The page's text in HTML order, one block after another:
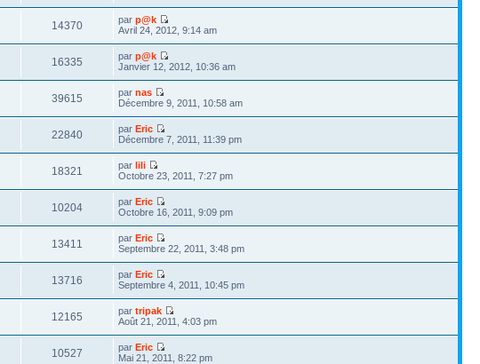
14370 parp@k
Avril 24, 2012, 9:14 am
16335 parp@k
Janvier 12, 2012, 10:36 am
39615 parnas
Décembre 9, 2011, 10:58 am
22840 parEric
Décembre 7, 2011, 11:39 pm
18321 parlili
Octobre 23, 2011, 7:27 pm
10204 parEric
Octobre 16, 2011, 9:09 pm
13411 parEric
Septembre 22, 2011, 3:48 pm
13716 parEric
Septembre 4, 2011, 10:45 pm
12165 partripak
Août 21, 2011, 4:03 pm
10527 parEric
Mai 21, 2011, 8:22 pm